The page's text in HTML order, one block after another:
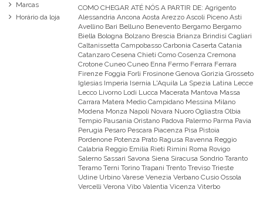
Marcas
Horário da loja
COMO CHEGAR ATÉ NÓS A PARTIR DE: Agrigento
Alessandria Ancona Aosta Arezzo Ascoli Piceno Asti
Avellino Bari Belluno Benevento Bergamo Bergamo
Biella Bologna Bolzano Brescia Brianza Brindisi Cagliari
Caltanissetta Campobasso Carbonia Caserta Catania
Catanzaro Cesena Chieti Como Cosenza Cremona
Crotone Cuneo Cuneo Enna Fermo Ferrara Ferrara
Firenze Foggia Forli Frosinone Genova Gorizia Grosseto
Iglesias Imperia Isernia L'Aquila La Spezia Latina Lecce
Lecco Livorno Lodi Lucca Macerata Mantova Massa
Carrara Matera Medio Campidano Messina Milano
Modena Monza Napoli Novara Nuoro Ogliastra Olbia
Tempio Pausania Oristano Padova Palermo Parma Pavia
Perugia Pesaro Pescara Piacenza Pisa Pistoia
Pordenone Potenza Prato Ragusa Ravenna Reggio
Calabria Reggio Emilia Rieti Rimini Roma Rovigo
Salerno Sassari Savona Siena Siracusa Sondrio Taranto
Teramo Terni Torino Trapani Trento Treviso Trieste
Udine Urbino Varese Venezia Verbano Cusio Ossola
Vercelli Verona Vibo Valentia Vicenza Viterbo